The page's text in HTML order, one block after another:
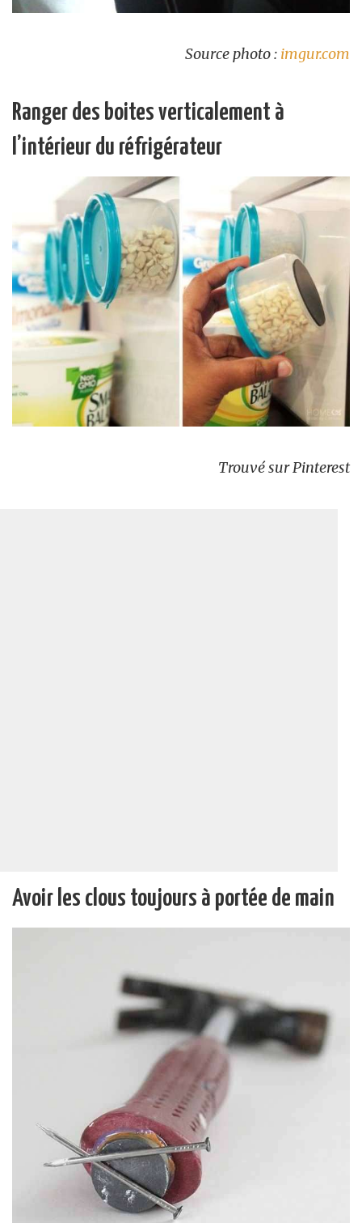
Source photo : imgur.com
Ranger des boites verticalement à
l’intérieur du réfrigérateur
Trouvé sur Pinterest
Avoir les clous toujours à portée de main